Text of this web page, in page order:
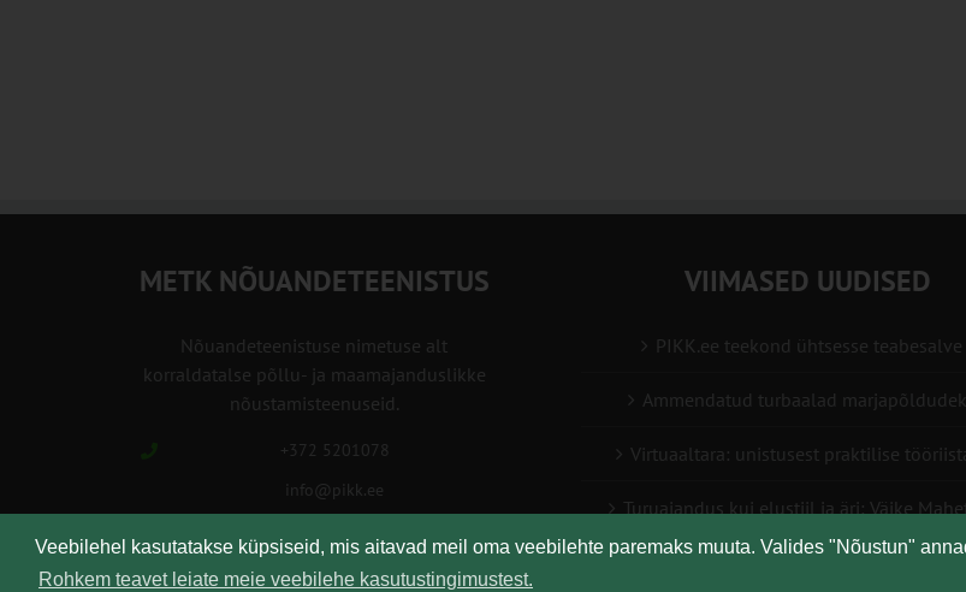
Veebilehel kasutatakse küpsiseid, mis aitavad meil oma veebilehte paremaks muuta. Valides "Nõustun"
Rohkem teavet leiate meie veebilehe kasutustingimustest.
METK NÕUANDETEENISTUS
Nõuandeteenistuse nimetuse alt
korraldatalse põllu- ja maamajanduslikke
nõustamisteenuseid.
+372 5201078
info@pikk.ee
VIIMASED UUDISED
PIKK.ee teekond ühtsesse teabesalve
Ammendatud turbaalad
Virtuaaltara: unistusest praktilise
Turuaiandus kui elustiil ja äri: Väike
Vähemaga rohkem: kuidas digilahendused